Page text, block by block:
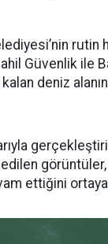
rutin
Güvenlik ile
deniz
edilen
ettiğini